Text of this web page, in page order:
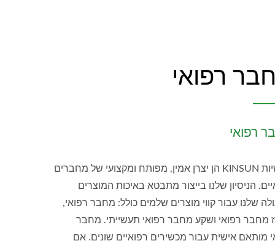
רפואי
רפואי
תעשיות KINSUN הן יצרן אמין, מפותח ומקצועי של מחברים
הניסיון שלנו בייצור מתבטא באיכות המוצרים
שלנו עבור קווי מוצרים שלמים כולל: מחבר רפואי,
מחבר רפואי ושקע מחבר רפואי תעשייתי. מחבר
מותאם אישית עבור מכשירים רפואיים שונים. אם